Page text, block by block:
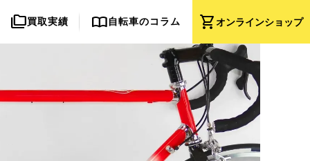
shopping_cartオンラインショップ
folder_copy買取実績 import_contacts自転車のコラム